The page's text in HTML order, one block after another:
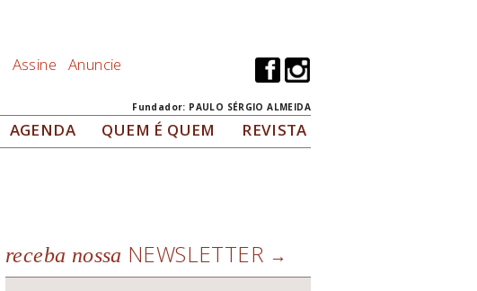
Assine Anuncie
Fundador: PAULO SÉRGIO ALMEIDA
AGENDA QUEM É QUEM REVISTA
receba nossa NEWSLETTER